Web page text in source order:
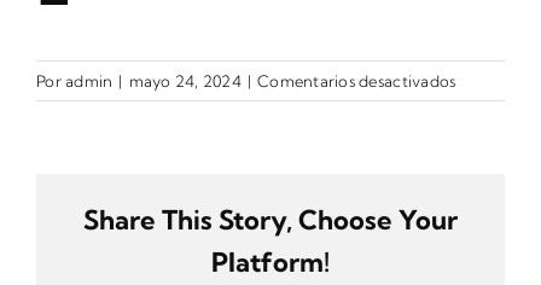
grande
Poradmin | mayo 24, 2024 | Comentarios desactivadosen
2
Share This Story, Choose Your
Platform!